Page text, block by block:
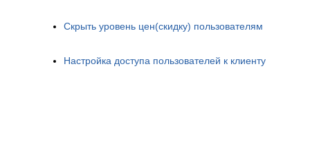
Скрыть уровень цен(скидку) пользователям
Настройка доступа пользователей к клиенту